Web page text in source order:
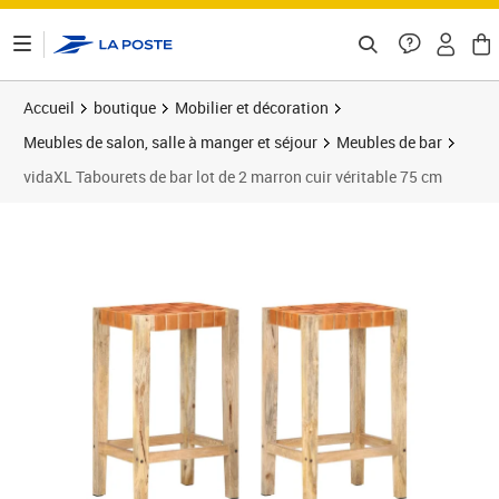
Accueil boutique
Mobilier et décoration
Meubles de salon, salle à manger et séjour
Meubles de bar
vidaXL Tabourets de bar lot de 2 marron cuir véritable 75 cm